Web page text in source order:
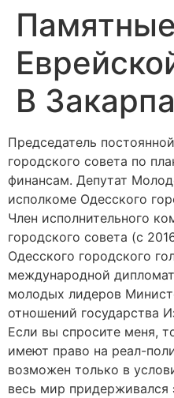
В
Председатель
городского совета по
финансам. Депутат
исполкоме Одесского
Член исполнительного
городского совета (с
Одесского городского
международной
молодых лидеров
отношений государства
Если вы спросите меня,
имеют право на реал-
возможен только в
весь мир придерживался